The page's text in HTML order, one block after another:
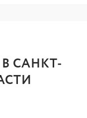
САНКТ-